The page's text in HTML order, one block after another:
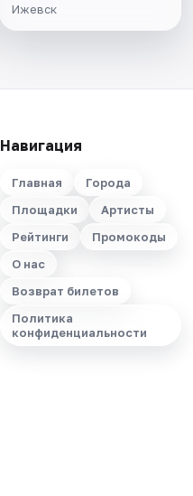
Ижевск
Навигация
Главная
Города
Площадки
Артисты
Рейтинги
Промокоды
О нас
Возврат билетов
Политика
конфиденциальности